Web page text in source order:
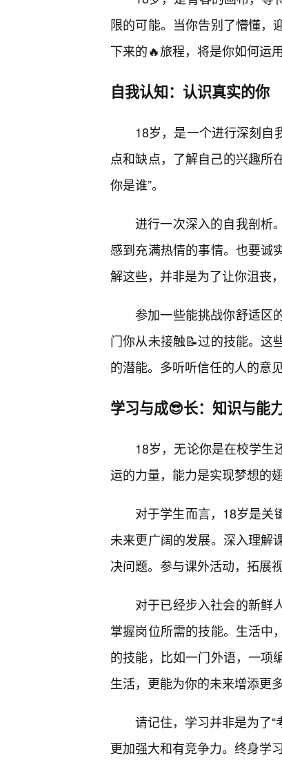
限的可能。当你告别了懵懂，
下来的🔥旅程，将是你如何运
自我认知：认识真实的你
18岁，是一个进行深刻自
点和缺点，了解自己的兴趣所
你是谁”。
进行一次深入的自我剖析
感到充满热情的事情。也要诚
解这些，并非是为了让你沮丧
参加一些能挑战你舒适区
门你从未接触📝过的技能。这
的潜能。多听听信任的人的意
学习与成😎长：知识与能
18岁，无论你是在校学生
运的力量，能力是实现梦想的翅
对于学生而言，18岁是关
未来更广阔的发展。深入理解
决问题。参与课外活动，拓展
对于已经步入社会的新鲜
掌握岗位所需的技能。生活中
的技能，比如一门外语，一项
生活，更能为你的未来增添更多
请记住，学习并非是为了“
更加强大和有竞争力。终身学